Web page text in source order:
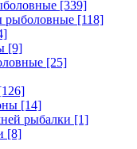
[339]
рыболовные [118]
[9]
[25]
[14]
рыбалки [1]
[8]